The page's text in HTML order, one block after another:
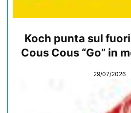
Koch punta sul
Cous Cous “Go” in
29/07/2026